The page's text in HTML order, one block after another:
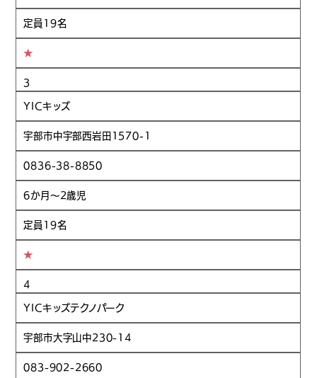
定員19名
★
3
YICキッズ
宇部市中宇部西岩田1570-1
0836-38-8850
6か月～2歳児
定員19名
★
4
YICキッズテクノパーク
宇部市大字山中230-14
083-902-2660